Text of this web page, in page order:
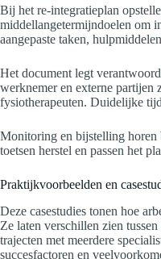
Bij het re-integratieplan
middellangetermijndoelen om
aangepaste taken,
Het document legt
werknemer en externe partijen
fysiotherapeuten. Duidelijke
Monitoring en bijstelling horen
toetsen herstel en passen het
Praktijkvoorbeelden en
Deze casestudies tonen hoe
Ze laten verschillen zien
trajecten met meerdere
succesfactoren en